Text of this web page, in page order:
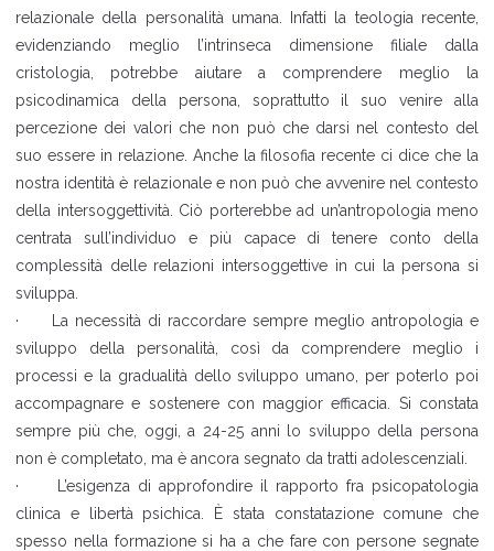
relazionale della personalità umana. Infatti la teologia recente,
evidenziando meglio l’intrinseca dimensione filiale dalla
cristologia, potrebbe aiutare a comprendere meglio la
psicodinamica della persona, soprattutto il suo venire alla
percezione dei valori che non può che darsi nel contesto del
suo essere in relazione. Anche la filosofia recente ci dice che la
nostra identità è relazionale e non può che avvenire nel contesto
della intersoggettività. Ciò porterebbe ad un’antropologia meno
centrata sull’individuo e più capace di tenere conto della
complessità delle relazioni intersoggettive in cui la persona si
sviluppa.
·
La necessità di raccordare sempre meglio antropologia e
sviluppo della personalità, così da comprendere meglio i
processi e la gradualità dello sviluppo umano, per poterlo poi
accompagnare e sostenere con maggior efficacia. Si constata
sempre più che, oggi, a 24-25 anni lo sviluppo della persona
non è completato, ma è ancora segnato da tratti adolescenziali.
·
L’esigenza di approfondire il rapporto fra psicopatologia
clinica e libertà psichica. È stata constatazione comune che
spesso nella formazione si ha a che fare con persone segnate